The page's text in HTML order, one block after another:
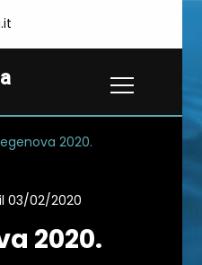
2020.
03/02/2020
2020.